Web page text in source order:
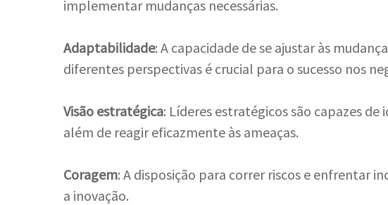
implementar mudanças necessárias.
Adaptabilidade: A capacidade de se ajustar às
diferentes perspectivas é crucial para o sucesso nos
Visão estratégica: Líderes estratégicos são capazes
além de reagir eficazmente às ameaças.
Coragem: A disposição para correr riscos e enfrentar
a inovação.